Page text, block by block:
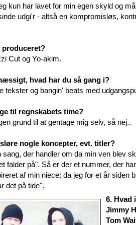
kun har lavet for min egen skyld og
udgi'r - altså en kompromisløs,
produceret?
Cut og Yo-akim.
hvad har du så gang i?
tekster og bangin' beats med
til regnskabets time?
grund til at gentage mig selv, så nej..
nogle koncepter, evt. titler?
sang, der handler om da min ven blev
falder på". Så er der et nummer, der
af min niece; da jeg for et år siden
det på tide".
6. Hvad
Jimmy
Tom